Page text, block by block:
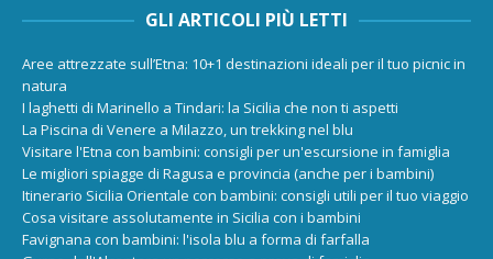
GLI ARTICOLI PIÙ LETTI
Aree attrezzate sull’Etna: 10+1 destinazioni ideali per il tuo picnic in
natura
I laghetti di Marinello a Tindari: la Sicilia che non ti aspetti
La Piscina di Venere a Milazzo, un trekking nel blu
Visitare l'Etna con bambini: consigli per un'escursione in famiglia
Le migliori spiagge di Ragusa e provincia (anche per i bambini)
Itinerario Sicilia Orientale con bambini: consigli utili per il tuo viaggio
Cosa visitare assolutamente in Sicilia con i bambini
Favignana con bambini: l'isola blu a forma di farfalla